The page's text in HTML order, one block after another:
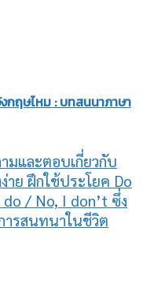
กฤษไหม : บทสนนาภาษา
มและตอบเกี่ยวกับ
ย ฝึกใช้ประโยค Do
/ No, I don’t ซึ่ง
รสนทนาในชีวิต